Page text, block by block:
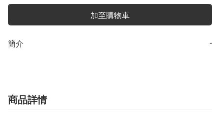
加至購物車
簡介 −
商品詳情